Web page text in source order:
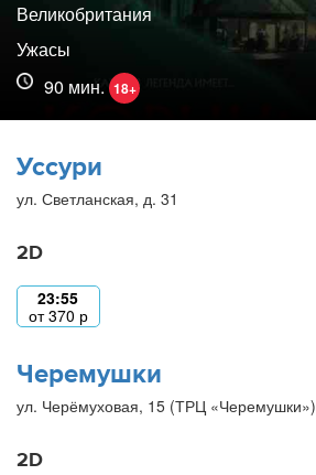
Великобритания
Ужасы
90 мин. 18+
Уссури
ул. Светланская, д. 31
2D
23:55
от370 р
Черемушки
ул. Черёмуховая, 15 (ТРЦ «Черемушки»)
2D